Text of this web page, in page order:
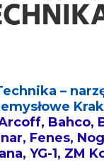
–
Bahco,
Fenes,
YG-1, ZM